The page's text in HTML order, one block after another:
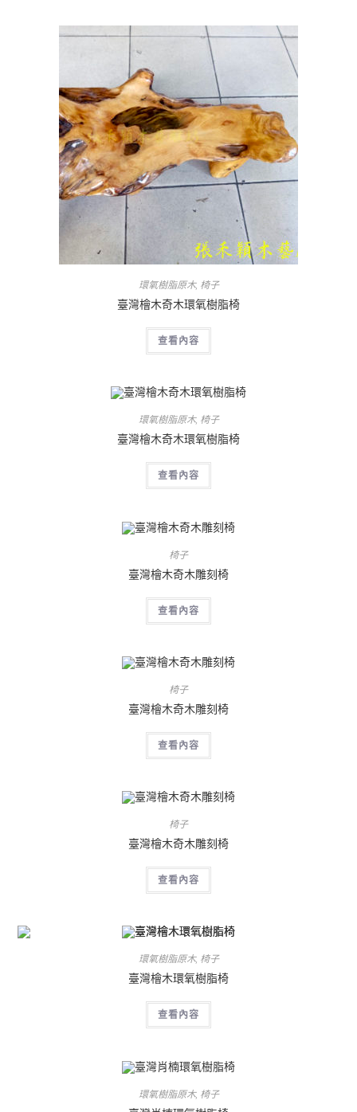
環氧樹脂原木, 椅子
臺灣檜木奇木環氧樹脂椅
查看內容
環氧樹脂原木, 椅子
臺灣檜木奇木環氧樹脂椅
查看內容
椅子
臺灣檜木奇木雕刻椅
查看內容
椅子
臺灣檜木奇木雕刻椅
查看內容
椅子
臺灣檜木奇木雕刻椅
查看內容
環氧樹脂原木, 椅子
臺灣檜木環氧樹脂椅
查看內容
環氧樹脂原木, 椅子